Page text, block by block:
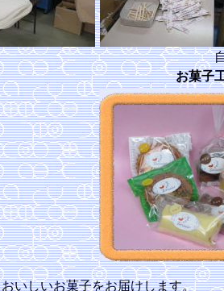
お菓子
おいしいお菓子をお届けします。